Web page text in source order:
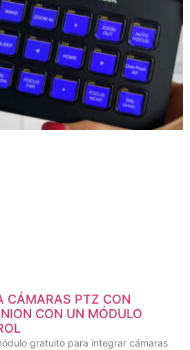
CÁMARAS PTZ CON
CON UN MÓDULO
gratuito para integrar cámaras